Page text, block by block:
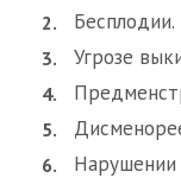
Бесплодии.
Угрозе
Нарушении